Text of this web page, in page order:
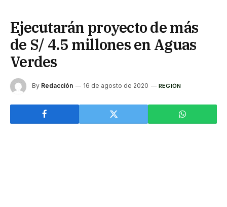
Ejecutarán proyecto de más
de S/ 4.5 millones en Aguas
Verdes
By Redacción 16 de agosto de 2020 REGIÓN